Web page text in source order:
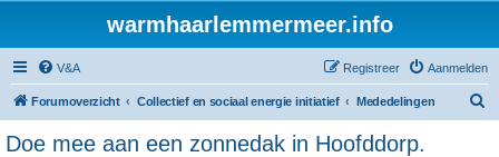
warmhaarlemmermeer.info
V&A Aanmelden
Registreer
Forumoverzicht Collectief en sociaal energie initiatief Mededelingen
Doe mee aan een zonnedak in Hoofddorp.